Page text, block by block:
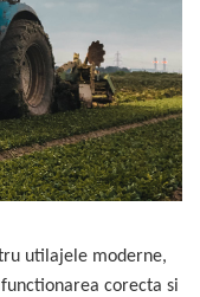
utilajele moderne,
corecta si